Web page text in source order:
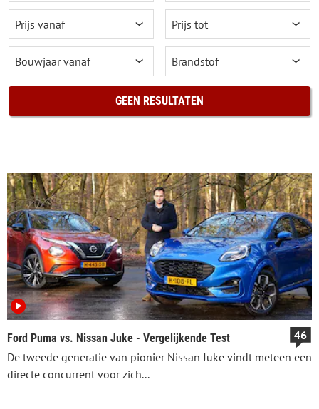
GEEN RESULTATEN
Ford Puma vs. Nissan Juke - Vergelijkende Test
46
De tweede generatie van pionier Nissan Juke vindt meteen een
directe concurrent voor zich...